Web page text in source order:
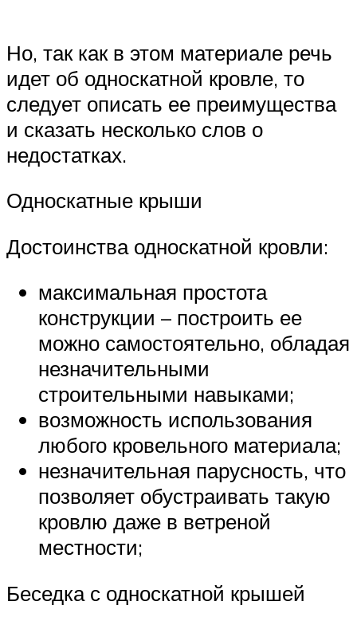
Но, так как в этом материале речь
идет об односкатной кровле, то
следует описать ее преимущества
и сказать несколько слов о
недостатках.
Односкатные крыши
Достоинства односкатной кровли:
максимальная простота
конструкции – построить ее
можно самостоятельно, обладая
незначительными
строительными навыками;
возможность использования
любого кровельного материала;
незначительная парусность, что
позволяет обустраивать такую
кровлю даже в ветреной
местности;
Беседка с односкатной крышей